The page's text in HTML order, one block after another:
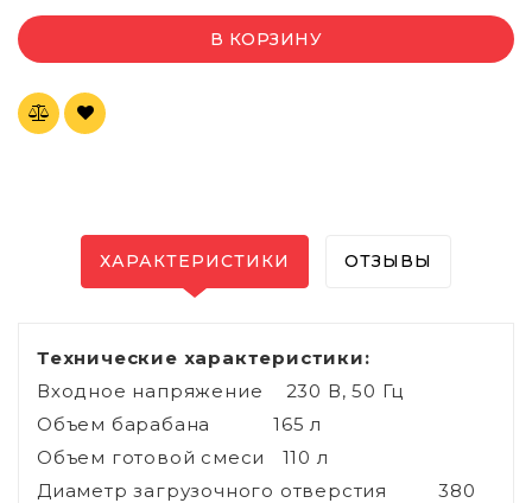
В КОРЗИНУ
ХАРАКТЕРИСТИКИ ОТЗЫВЫ
Технические характеристики:
Входное напряжение 230 В, 50 Гц
Объем барабана 165 л
Объем готовой смеси 110 л
Диаметр загрузочного отверстия 380